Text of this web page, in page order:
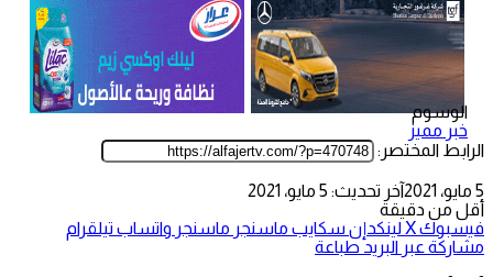
الوسوم
خبر مميز
الرابط المختصر:
5 مايو، 2021
آخر تحديث: 5 مايو، 2021
أقل من دقيقة
فيسبوك‫Xلينكدإن سكايب ماسنجر ماسنجر واتساب تيلقرام
مشاركة عبر البريد طباعة